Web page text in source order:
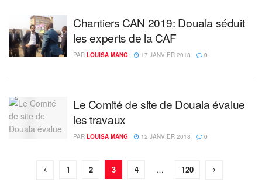
Chantiers CAN 2019: Douala séduit
les experts de la CAF
PAR LOUISA MANG 17 JANVIER 2018 0
Le Comité de site de Douala évalue
les travaux
PAR LOUISA MANG 12 JANVIER 2018 0
1 2 3 4 … 120